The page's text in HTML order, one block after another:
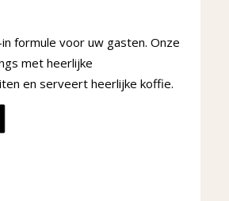
formule voor uw gasten. Onze
met heerlijke
en serveert heerlijke koffie.